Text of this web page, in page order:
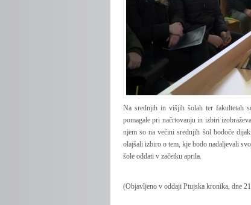
Na srednjih in višjih šolah ter fakultetah
pomagale pri načrtovanju in izbiri
njem so na večini srednjih šol bodoče
olajšali izbiro o tem, kje bodo nadaljevali
šole oddati v začetku aprila.
(Objavljeno v oddaji Ptujska kronika, dne